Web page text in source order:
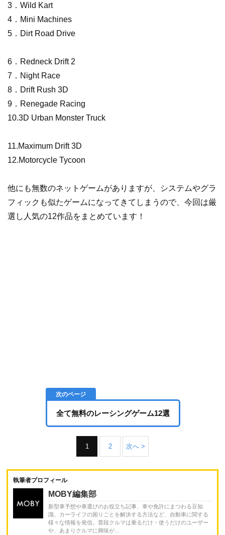
3．Wild Kart
4．Mini Machines
5．Dirt Road Drive
6．Redneck Drift 2
7．Night Race
8．Drift Rush 3D
9．Renegade Racing
10.3D Urban Monster Truck
11.Maximum Drift 3D
12.Motorcycle Tycoon
他にも無数のネットゲームがありますが、システムやグラ
フィックも似たゲームになってきてしまうので、今回は厳
選し人気の12作品をまとめています！
全て無料のレーシングゲーム12選
1 2 次へ >
執筆者プロフィール
MOBY編集部
新型車予想や車選びのお役立ち記事、車や免許にまつわる豆知
識、カーライフの困りごとを解決する方法など、自動車に関する
様々な情報を発信。普段クルマは乗るだけ・使うだけのユーザー
や、あまりクルマに興味が...